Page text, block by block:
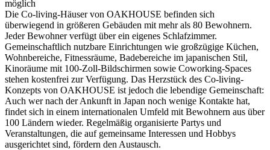
möglich
Die Co-living-Häuser von OAKHOUSE befinden sich
überwiegend in größeren Gebäuden mit mehr als 80 Bewohnern.
Jeder Bewohner verfügt über ein eigenes Schlafzimmer.
Gemeinschaftlich nutzbare Einrichtungen wie großzügige Küchen,
Wohnbereiche, Fitnessräume, Badebereiche im japanischen Stil,
Kinoräume mit 100-Zoll-Bildschirmen sowie Coworking-Spaces
stehen kostenfrei zur Verfügung. Das Herzstück des Co-living-
Konzepts von OAKHOUSE ist jedoch die lebendige Gemeinschaft:
Auch wer nach der Ankunft in Japan noch wenige Kontakte hat,
findet sich in einem internationalen Umfeld mit Bewohnern aus über
100 Ländern wieder. Regelmäßig organisierte Partys und
Veranstaltungen, die auf gemeinsame Interessen und Hobbys
ausgerichtet sind, fördern den Austausch.